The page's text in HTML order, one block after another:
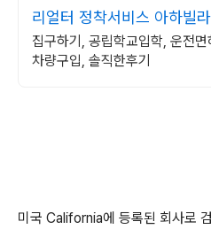
리얼터 정착서비스 아하빌라
집구하기, 공립학교입학, 운전
차량구입, 솔직한후기
미국 California에 등록된 회사로